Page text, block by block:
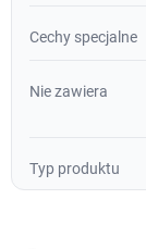
Cechy specjalne
Nie zawiera
Typ produktu